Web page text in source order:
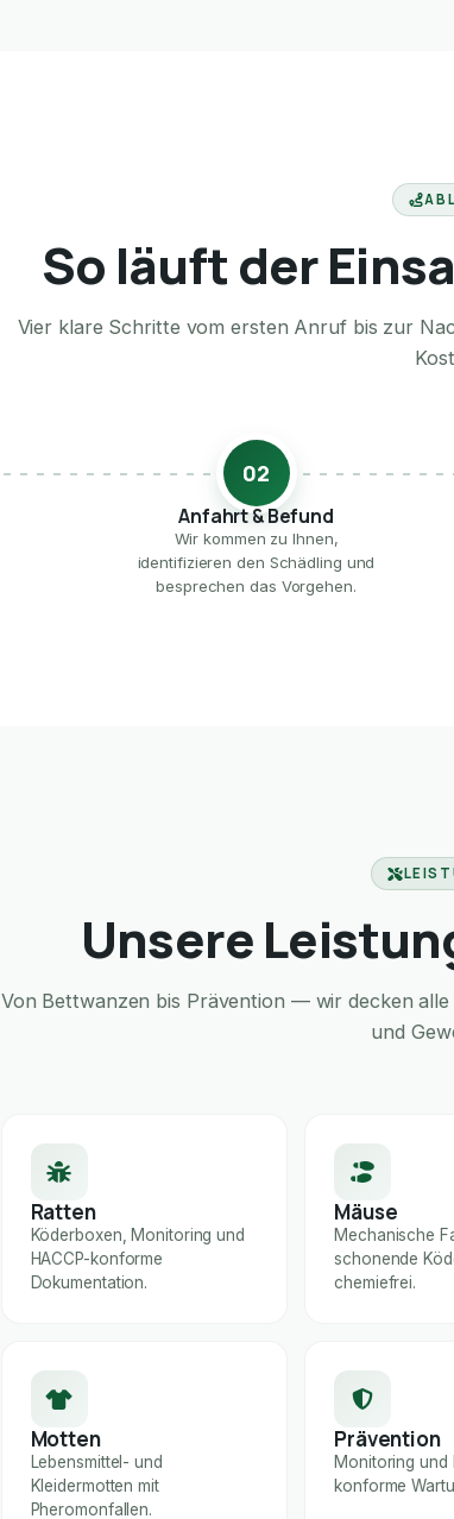
So läuft der
Vier klare Schritte vom ersten Anruf bis zur
02
Anfahrt & Befund
Wir kommen zu Ihnen,
identifizieren den Schädling und
besprechen das Vorgehen.
Unsere
Von Bettwanzen bis Prävention — wir decken
und
Ratten
Köderboxen, Monitoring und
HACCP-konforme
Dokumentation.
Mäuse
Mechanische
schonende
chemiefrei.
Motten
Lebensmittel- und
Kleidermotten mit
Pheromonfallen.
Prävention
Monitoring und
konforme